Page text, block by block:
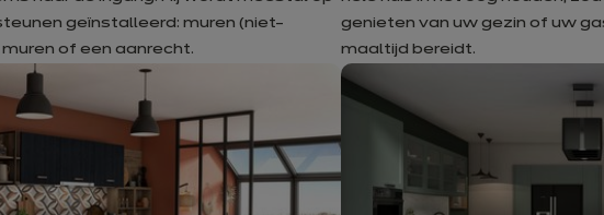
geïnstalleerd: muren (niet-
of een aanrecht.
genieten van uw gezin of uw
maaltijd bereidt.